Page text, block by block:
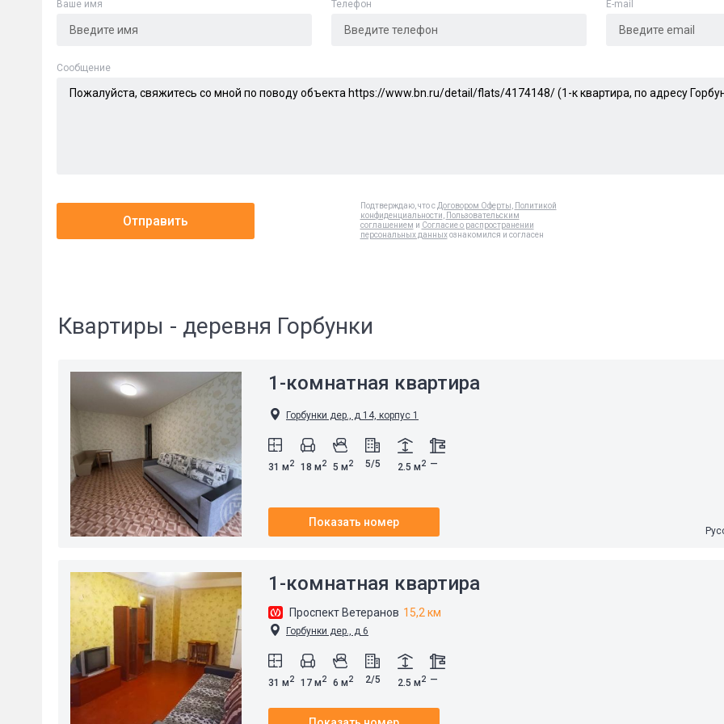
Ваше имя Телефон E-mail
Cообщение
Отправить
Подтверждаю, что с Договором Оферты
Политикой
конфиденциальности
Пользовательским
соглашением и Согласие о распространении
персональных данныхознакомился и согласен
Квартиры - деревня Горбунки
1-комнатная квартира
Горбунки дер., д 14, корпус 1
31 м2 18 м2 5 м2 5/5 2.5 м2 —
Показать номер
1-комнатная квартира
Проспект Ветеранов 15,2 км
Горбунки дер., д 6
31 м2 17 м2 6 м2 2/5 2.5 м2 —